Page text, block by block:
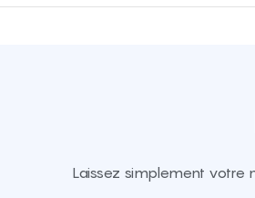
Laissez simplement